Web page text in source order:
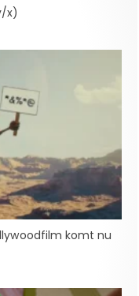
x)
komt nu